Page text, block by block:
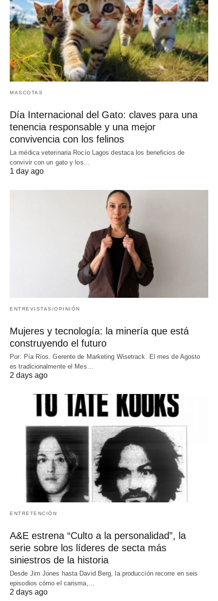
MASCOTAS
Día Internacional del Gato: claves para una
tenencia responsable y una mejor
convivencia con los felinos
La médica veterinaria Rocío Lagos destaca los beneficios de
convivir con un gato y los…
1 day ago
ENTREVISTAS/OPINIÓN
Mujeres y tecnología: la minería que está
construyendo el futuro
Por: Pía Ríos. Gerente de Marketing Wisetrack. El mes de Agosto
es tradicionalmente el Mes…
2 days ago
ENTRETENCIÓN
A&E estrena “Culto a la personalidad”, la
serie sobre los líderes de secta más
siniestros de la historia
Desde Jim Jones hasta David Berg, la producción recorre en seis
episodios cómo el carisma,…
2 days ago